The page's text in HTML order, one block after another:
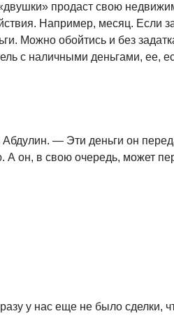
продаст свою
Например, месяц. Если
Можно обойтись и без
с наличными деньгами, ее,
— Эти деньги он
А он, в свою очередь, может
у нас еще не было сделки,